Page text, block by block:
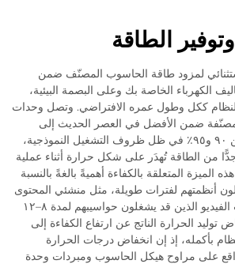
الطاقة
لمزود طاقة الحاسوب المصنّف ضمن
الكهرباء الخاصة بك وعلى البصمة البيئية،
ككل وطول عمره الافتراضي. وتصل وحدات
ضمن الأفضل في العصر الحديث إلى
معدلات كفاءة تتراوح بين ٩٠ و٩٥٪ في ظل ظروف التشغيل النموذجية،
من الطاقة تُهدَر على شكل حرارة أثناء عملية
الميزة المتعلقة بالكفاءة أهميةً بالغةً بالنسبة
أنظمتهم لفترات طويلة، مثل منشئي المحتوى
والمحترفين وهواة ألعاب الفيديو الذين قد يشغلون حواسيبهم لمدة ٨–١٢
توليد الحرارة الناتج عن ارتفاع الكفاءة إلى
بأكمله، إذ إن انخفاض درجات الحرارة
على مراوح هيكل الحاسوب ومبردات وحدة